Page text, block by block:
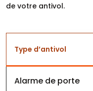
de votre antivol.
Type d’antivol
Alarme de porte